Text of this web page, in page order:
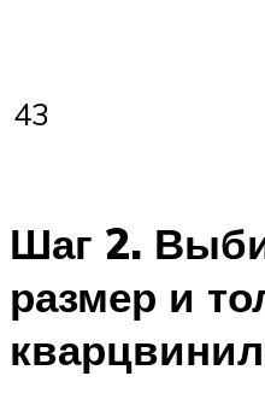
43
Шаг 2.
размер и